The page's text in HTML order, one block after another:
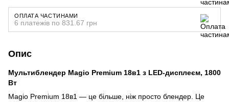
ОПЛАТА ЧАСТИНАМИ
6 платежів по 831.67 грн
Опис
Мультиблендер Magio Premium 18в1 з LED-дисплеєм, 1800
Вт
Magio Premium 18в1 — це більше, ніж просто блендер. Це